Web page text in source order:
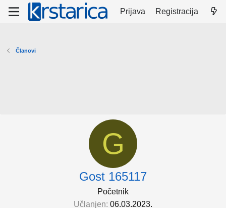
Prijava Registracija
Članovi
G
Gost 165117
Početnik
Učlanjen 06.03.2023.